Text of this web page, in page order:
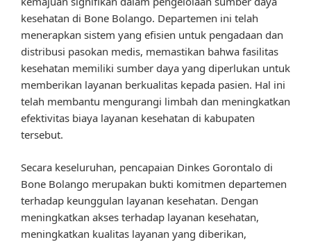
kesehatan di Bone Bolango. Departemen ini telah
menerapkan sistem yang efisien untuk pengadaan dan
distribusi pasokan medis, memastikan bahwa fasilitas
kesehatan memiliki sumber daya yang diperlukan untuk
memberikan layanan berkualitas kepada pasien. Hal ini
telah membantu mengurangi limbah dan meningkatkan
efektivitas biaya layanan kesehatan di kabupaten
tersebut.
Secara keseluruhan, pencapaian Dinkes Gorontalo di
Bone Bolango merupakan bukti komitmen departemen
terhadap keunggulan layanan kesehatan. Dengan
meningkatkan akses terhadap layanan kesehatan,
meningkatkan kualitas layanan yang diberikan,